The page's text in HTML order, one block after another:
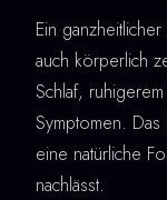
Ein
auch körperlich
Schlaf,
Symptomen.
eine natürliche
nachlässt.